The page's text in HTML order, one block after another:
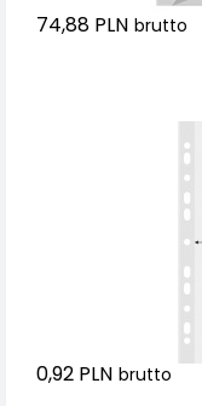
74,88 PLN brutto
0,92 PLN brutto